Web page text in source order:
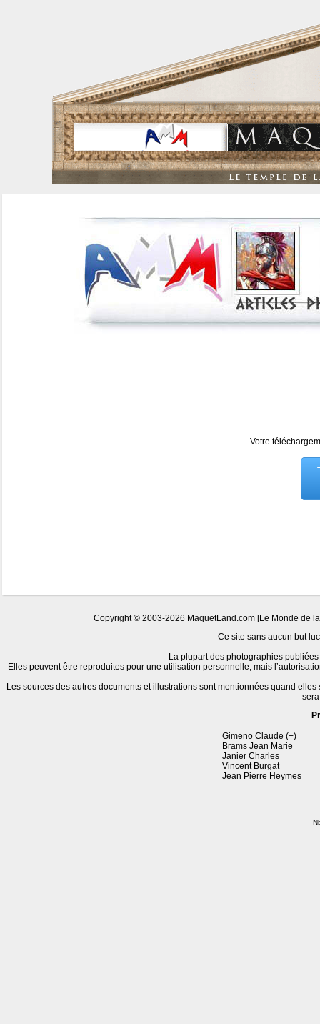
Votre
Copyright © 2003-2026 MaquetLand.com [Le Monde de
Ce site sans aucun but
La plupart des photographies
Elles peuvent être reproduites pour une utilisation personnelle, mais
Les sources des autres documents et illustrations sont mentionnées quand
Gimeno Claude (+)
Brams Jean Marie
Janier Charles
Vincent Burgat
Jean Pierre Heymes